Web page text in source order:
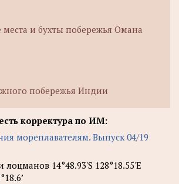
и бухты побережья Омана
побережья Индии
корректура по ИМ:
мореплавателям. Выпуск 04/19
лоцманов 14°48.93'S 128°18.55'E